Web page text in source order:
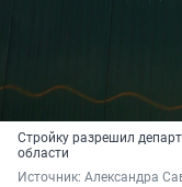
Стройку разрешил
области
Источник: Александра